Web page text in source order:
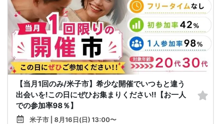
【当月1回のみ/米子市】希少な開催でいつもと違う
出会いを!この日にぜひお集まりください!!【お一人
での参加率98％】
米子市 | 8月16日(日) 13:00〜